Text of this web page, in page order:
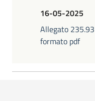
16-05-2025
Allegato
formato pdf